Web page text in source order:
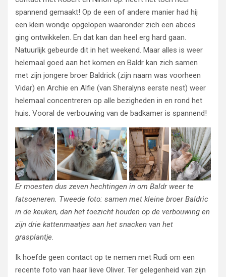
spannend gemaakt! Op de een of andere manier had hij
een klein wondje opgelopen waaronder zich een abces
ging ontwikkelen. En dat kan dan heel erg hard gaan.
Natuurlijk gebeurde dit in het weekend. Maar alles is weer
helemaal goed aan het komen en Baldr kan zich samen
met zijn jongere broer Baldrick (zijn naam was voorheen
Vidar) en Archie en Alfie (van Sheralyns eerste nest) weer
helemaal concentreren op alle bezigheden in en rond het
huis. Vooral de verbouwing van de badkamer is spannend!
Er moesten dus zeven hechtingen in om Baldr weer te
fatsoeneren. Tweede foto: samen met kleine broer Baldric
in de keuken, dan het toezicht houden op de verbouwing en
zijn drie kattenmaatjes aan het snacken van het
grasplantje.
Ik hoefde geen contact op te nemen met Rudi om een
recente foto van haar lieve Oliver. Ter gelegenheid van zijn